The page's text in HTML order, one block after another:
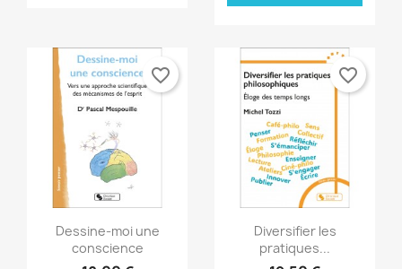
Aperçu rapide
Dessine-moi une
conscience
favorite_border
Aperçu rapide
Diversifier les
pratiques...
favorite_border